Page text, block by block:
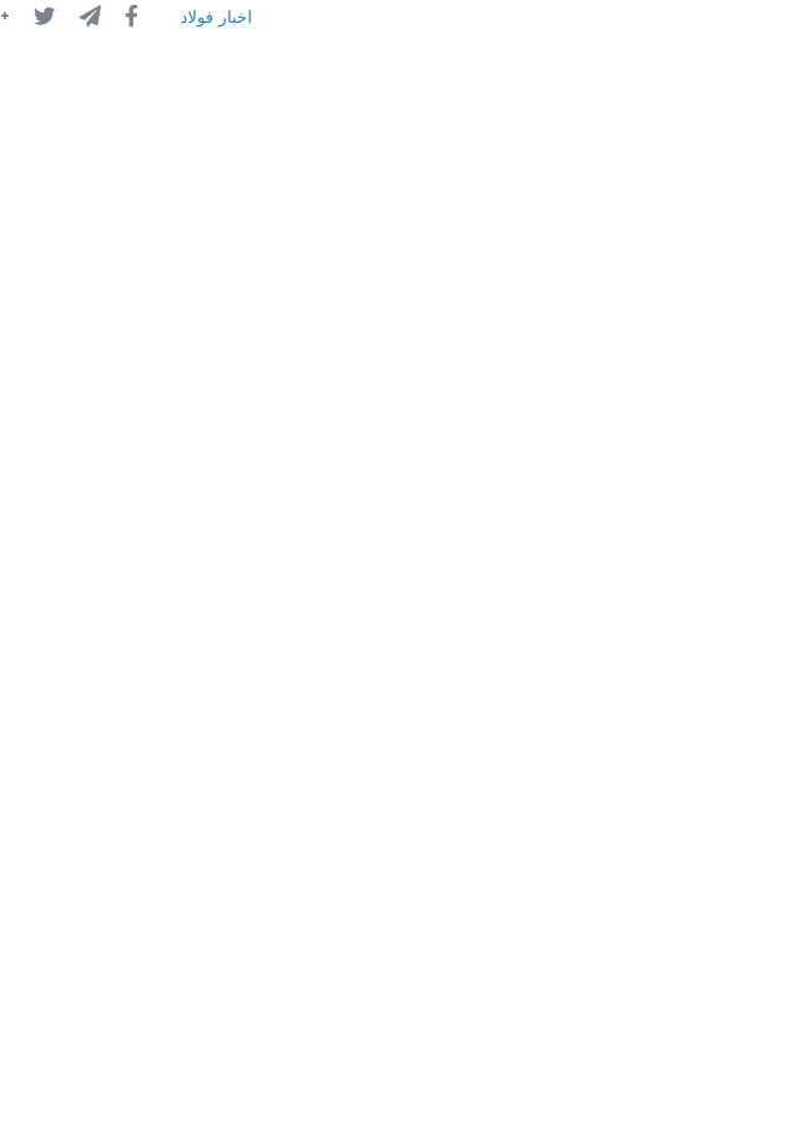
اخبار فولاد